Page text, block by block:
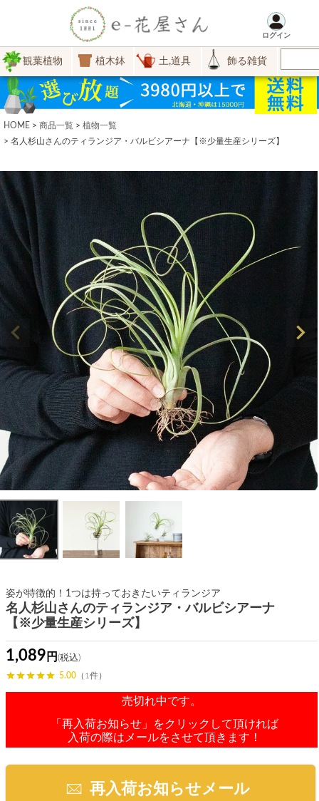
ログイン
観葉植物 植木鉢 土,道具 飾る雑貨
HOME 商品一覧
植物一覧
名人杉山さんのティランジア・バルビシアーナ【※少量生産シリーズ】
姿が特徴的！1つは持っておきたいティランジア
名人杉山さんのティランジア・バルビシアーナ
【※少量生産シリーズ】
1,089
5.00 （1件）
売切れ中です。
「再入荷お知らせ」をクリックして頂ければ
入荷の際はメールをさせて頂きます！
再入荷お知らせメール